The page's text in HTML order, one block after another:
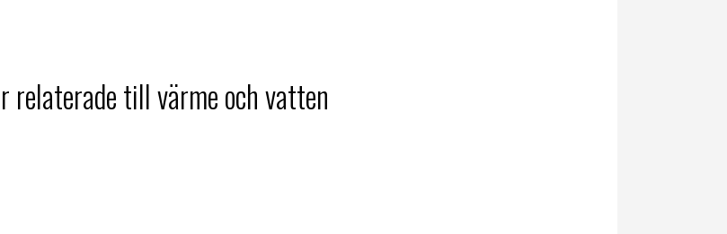
relaterade till värme och vatten